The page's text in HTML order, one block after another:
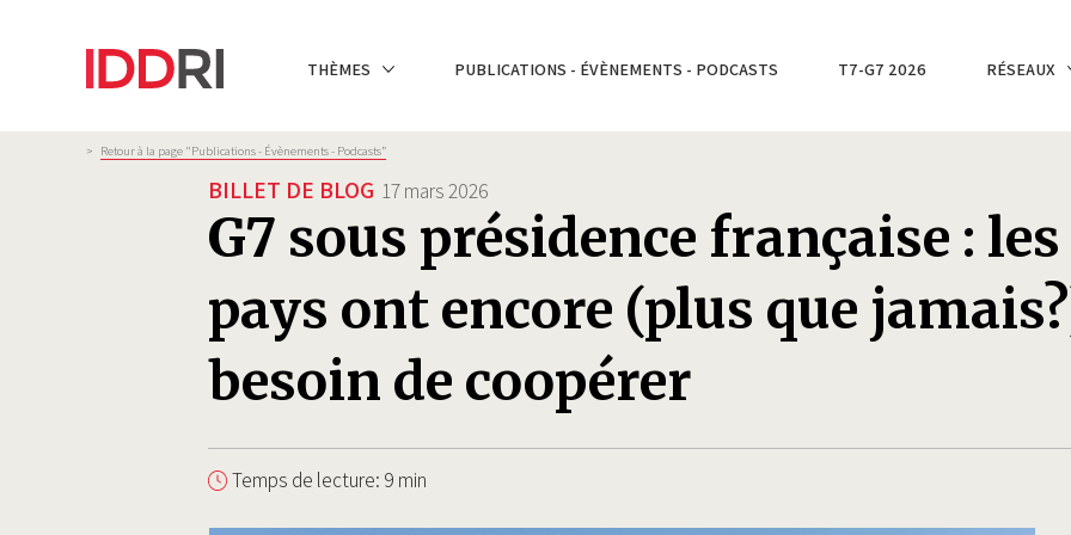
NAVIGATION
THÈMES PUBLICATIONS - ÉVÈNEMENTS - PODCASTS T7-G7 2026 RÉSEAUX
Fil
d'Ariane
> Retour à la page "Publications - Évènements - Podcasts”
BILLET DE BLOG 17 mars 2026
G7 sous présidence française : les
pays ont encore (plus que
besoin de coopérer
Temps de lecture: 9 min